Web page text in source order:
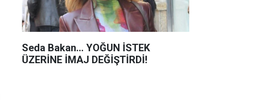
Seda Bakan... YOĞUN İSTEK
ÜZERİNE İMAJ DEĞİŞTİRDİ!